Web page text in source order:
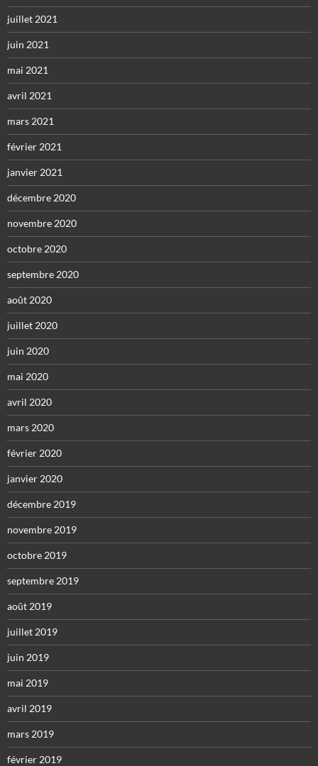
juillet 2021
juin 2021
mai 2021
avril 2021
mars 2021
février 2021
janvier 2021
décembre 2020
novembre 2020
octobre 2020
septembre 2020
août 2020
juillet 2020
juin 2020
mai 2020
avril 2020
mars 2020
février 2020
janvier 2020
décembre 2019
novembre 2019
octobre 2019
septembre 2019
août 2019
juillet 2019
juin 2019
mai 2019
avril 2019
mars 2019
février 2019